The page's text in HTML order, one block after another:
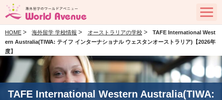
HOME > 海外留学 学校情報 > オーストラリアの学校 >
TAFE International West
ern Australia(TIWA: テイフ インターナショナル ウェスタンオーストラリア)【2026年
度】
TAFE International Western Australia(TIWA: